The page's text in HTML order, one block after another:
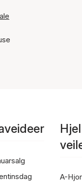
A-